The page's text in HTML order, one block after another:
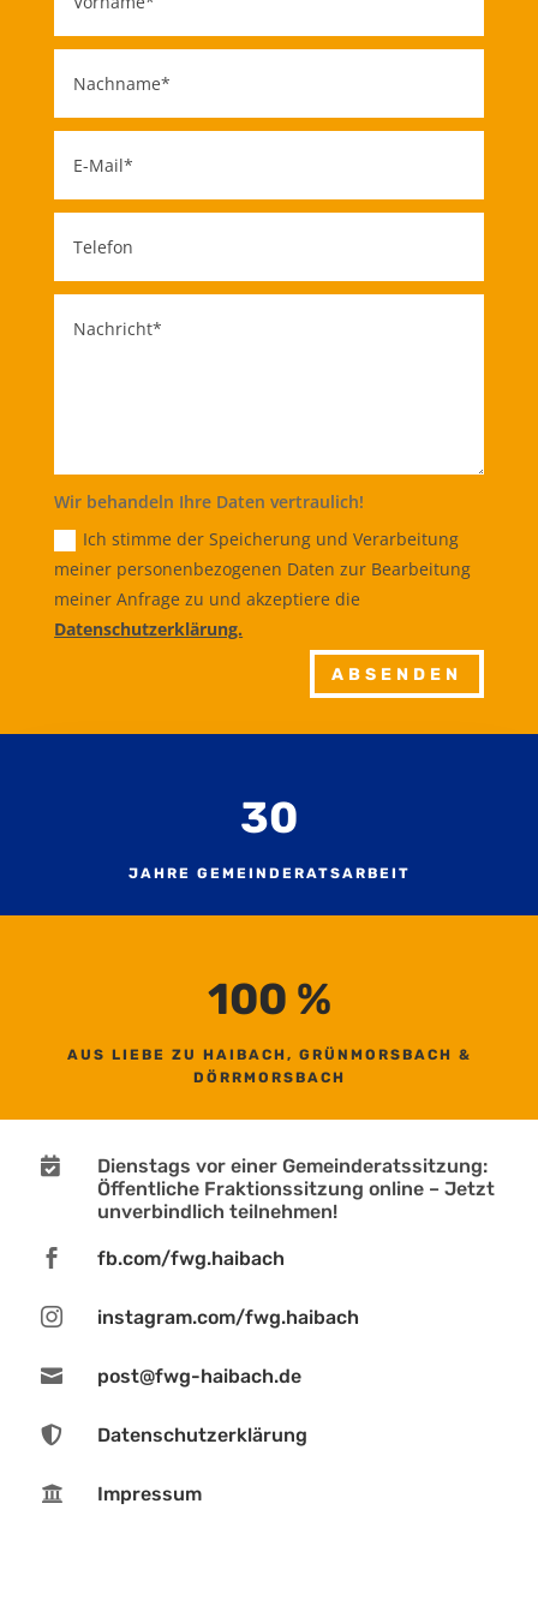
Wir behandeln Ihre Daten vertraulich!
Ich stimme der Speicherung und Verarbeitung
meiner personenbezogenen Daten zur Bearbeitung
meiner Anfrage zu und akzeptiere die
Datenschutzerklärung.
ABSENDEN
30
JAHRE GEMEINDERATSARBEIT
100 %
AUS LIEBE ZU HAIBACH, GRÜNMORSBACH &
DÖRRMORSBACH

Dienstags vor einer Gemeinderatssitzung:
Öffentliche Fraktionssitzung online – Jetzt
unverbindlich teilnehmen!
 fb.com/fwg.haibach
 instagram.com/fwg.haibach
 post@fwg-haibach.de
 Datenschutzerklärung
 Impressum